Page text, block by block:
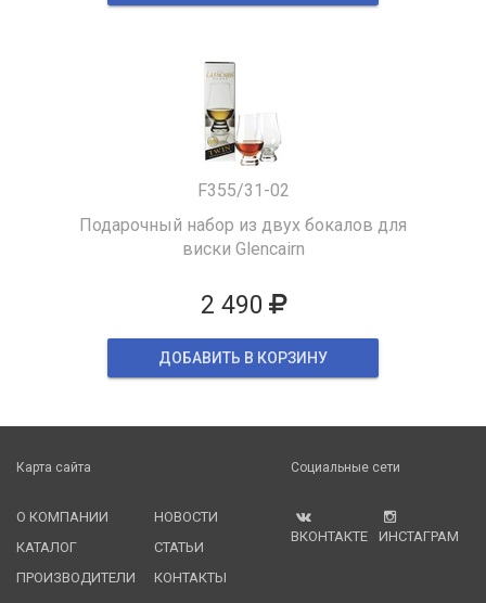
F355/31-02
Подарочный набор из двух бокалов для
виски Glencairn
2 490
ДОБАВИТЬ В КОРЗИНУ
Карта сайта
О КОМПАНИИ
КАТАЛОГ
ПРОИЗВОДИТЕЛИ
НОВОСТИ
СТАТЬИ
КОНТАКТЫ
Социальные сети
ВКОНТАКТЕ ИНСТАГРАМ